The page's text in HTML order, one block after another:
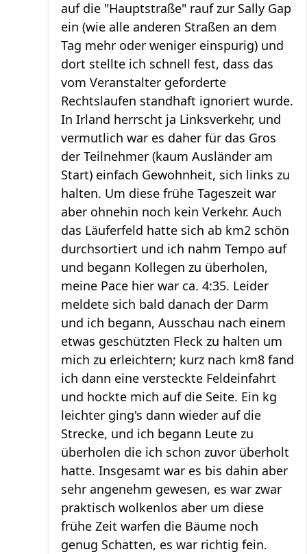
auf die "Hauptstraße" rauf zur Sally Gap
ein (wie alle anderen Straßen an dem
Tag mehr oder weniger einspurig) und
dort stellte ich schnell fest, dass das
vom Veranstalter geforderte
Rechtslaufen standhaft ignoriert wurde.
In Irland herrscht ja Linksverkehr, und
vermutlich war es daher für das Gros
der Teilnehmer (kaum Ausländer am
Start) einfach Gewohnheit, sich links zu
halten. Um diese frühe Tageszeit war
aber ohnehin noch kein Verkehr. Auch
das Läuferfeld hatte sich ab km2 schön
durchsortiert und ich nahm Tempo auf
und begann Kollegen zu überholen,
meine Pace hier war ca. 4:35. Leider
meldete sich bald danach der Darm
und ich begann, Ausschau nach einem
etwas geschützten Fleck zu halten um
mich zu erleichtern; kurz nach km8 fand
ich dann eine versteckte Feldeinfahrt
und hockte mich auf die Seite. Ein kg
leichter ging's dann wieder auf die
Strecke, und ich begann Leute zu
überholen die ich schon zuvor überholt
hatte. Insgesamt war es bis dahin aber
sehr angenehm gewesen, es war zwar
praktisch wolkenlos aber um diese
frühe Zeit warfen die Bäume noch
genug Schatten, es war richtig fein.